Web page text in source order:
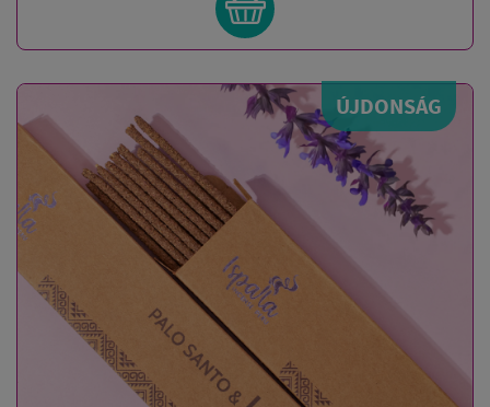
ÚJDONSÁG